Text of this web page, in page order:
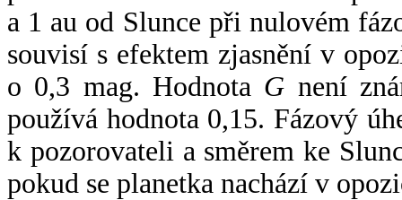
a 1 au od Slunce při nulovém
souvisí s efektem zjasnění v
o 0,3 mag. Hodnota G není
používá hodnota 0,15. Fázový
k pozorovateli a směrem ke
pokud se planetka nachází v